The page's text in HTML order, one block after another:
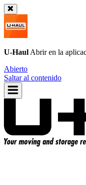
U-Haul Abrir en la
Abierto
Saltar al contenido